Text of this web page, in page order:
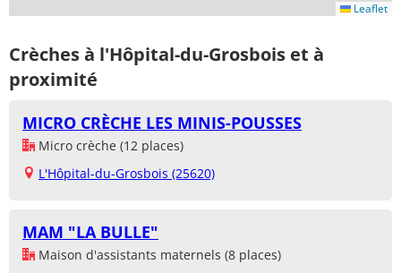
Leaflet
Crèches à l'Hôpital-du-Grosbois et à
proximité
MICRO CRÈCHE LES MINIS-POUSSES
Micro crèche (12 places)
L'Hôpital-du-Grosbois (25620)
MAM "LA BULLE"
Maison d'assistants maternels (8 places)